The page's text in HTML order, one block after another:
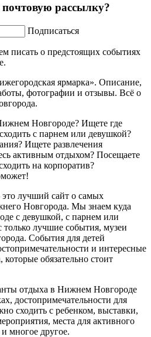
рассылку?
Подписаться
писать о предстоящих событиях
ярмарка». Описание,
фотографии и отзывы. Всё о
Новгороде? Ищете где
с парнем или девушкой?
Ищете развлечения
активным отдыхом? Посещаете
на корпоратив?
лучший сайт о самых
Новгорода. Мы знаем куда
с девушкой, с парнем или
лучшие события, музеи
События для детей
и интересные
обязательно стоит
отдыха в Нижнем Новгороде
достопримечательности для
сходить с ребенком, выставки,
места для активного
многое другое.